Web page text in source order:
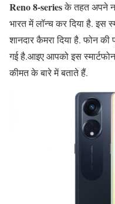
Reno 8-seriesके तहत अपने
भारत में लॉन्च कर दिया है. इस
शानदार कैमरा दिया है. फोन
गई है.आइए आपको इस
कीमत के बारे में बताते हैं.